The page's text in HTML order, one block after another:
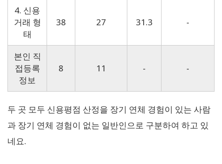
4. 신용
거래 형
태
38 27 31.3 -
본인 직
접등록
정보
8 11 - -
두 곳 모두 신용평점 산정을 장기 연체 경험이 있는 사람
과 장기 연체 경험이 없는 일반인으로 구분하여 하고 있
네요.